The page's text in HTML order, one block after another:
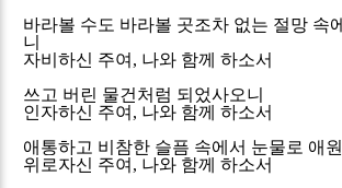
바라볼 수도 바라볼 곳조차 없는 절망 속
니
자비하신 주여 , 나와 함께 하소서
쓰고 버린 물건처럼 되었사오니
인자하신 주여 , 나와 함께 하소서
애통하고 비참한 슬픔 속에서 눈물로 애
위로자신 주여 , 나와 함께 하소서